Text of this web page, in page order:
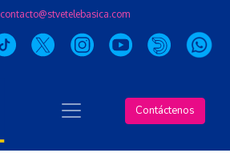
contacto@stvetelebasica.com
Contáctenos